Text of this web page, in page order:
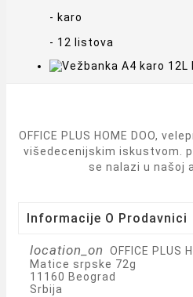
- karo
- 12 listova
OFFICE PLUS HOME DOO,
višedecenijskim iskustvom.
se nalazi u našoj
Informacije O Prodavnici
location_on
OFFICE PLUS
Matice srpske 72g
11160 Beograd
Srbija